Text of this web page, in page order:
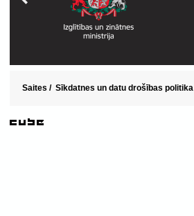
Saites / Sīkdatnes un datu drošības politika